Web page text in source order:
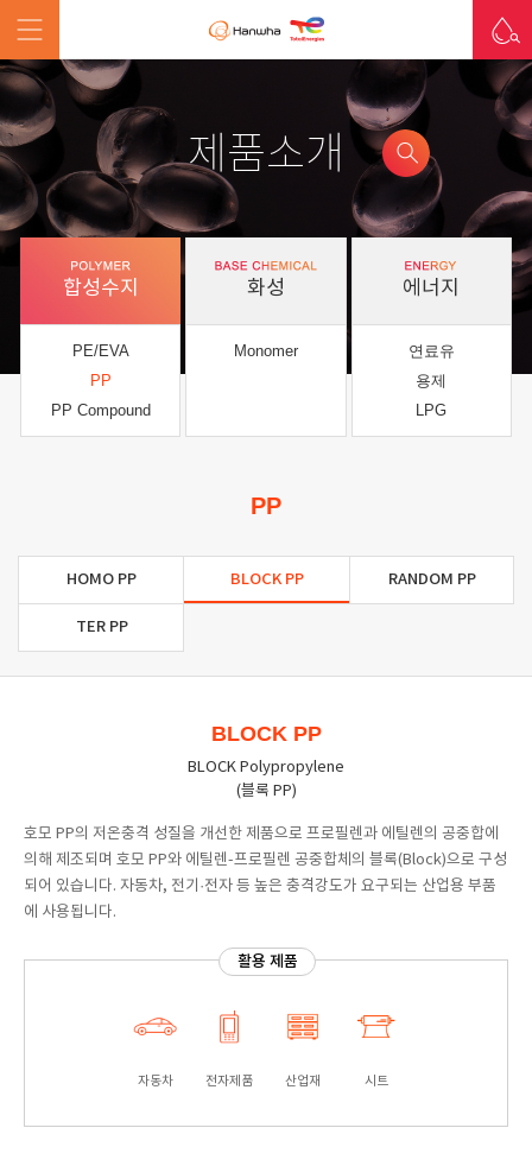
제품소개
합성수지
PE/EVA
PP
PP Compound
화성
Monomer
에너지
연료유
용제
LPG
PP
HOMO PP BLOCK PP RANDOM PP
TER PP
BLOCK PP
BLOCK Polypropylene
(블록 PP)
호모 PP의 저온충격 성질을 개선한 제품으로 프로필렌과 에틸렌의 공중합에
의해 제조되며 호모 PP와 에틸렌-프로필렌 공중합체의 블록(Block)으로 구성
되어 있습니다. 자동차, 전기·전자 등 높은 충격강도가 요구되는 산업용 부품
에 사용됩니다.
활용 제품
자동차 전자제품 산업재 시트